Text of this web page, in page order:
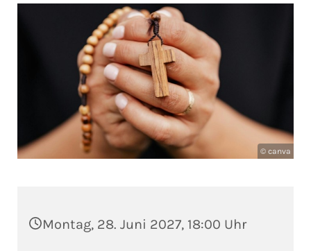
© canva
Montag, 28. Juni 2027, 18:00 Uhr